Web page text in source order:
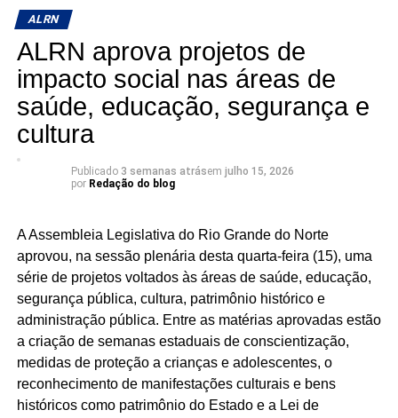
o projeto. Ao longo dos três meses, os participantes
acompanharam uma programação mensal com palestras
multidisciplinares ministradas por médicos, psicólogos,
nutricionistas e farmacêuticos.
“A mudança de hábitos passa pelo desenvolvimento da
consciência corporal e pela construção gradual de uma
estimular os participantes a pensar em saúde e qualidade
No encontro de encerramento, especialistas voltaram a
abordar temas ligados à saúde, qualidade de vida e
autocuidado, reforçando a importância da adoção de
hábitos saudáveis e do acompanhamento profissional
para a prevenção e o tratamento de doenças.
A clínica médica e nefrologista Almira Dantas falou sobre
obesidade, classificando-a como um dos principais
problemas de saúde pública da atualidade. Durante a
ALRN
ALRN aprova projetos de
impacto social nas áreas de
saúde, educação, segurança e
cultura
Publicado 3 semanas atrásem julho 15, 2026
por Redação do blog
A Assembleia Legislativa do Rio Grande do Norte
aprovou, na sessão plenária desta quarta-feira (15), uma
série de projetos voltados às áreas de saúde, educação,
segurança pública, cultura, patrimônio histórico e
administração pública. Entre as matérias aprovadas estão
a criação de semanas estaduais de conscientização,
medidas de proteção a crianças e adolescentes, o
reconhecimento de manifestações culturais e bens
históricos como patrimônio do Estado e a Lei de